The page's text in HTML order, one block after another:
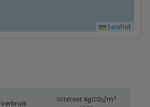
Leaflet
Verbruik
Uitstoot kgCO2/m2